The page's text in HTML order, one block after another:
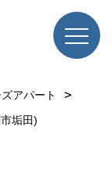
アパート
垢田)